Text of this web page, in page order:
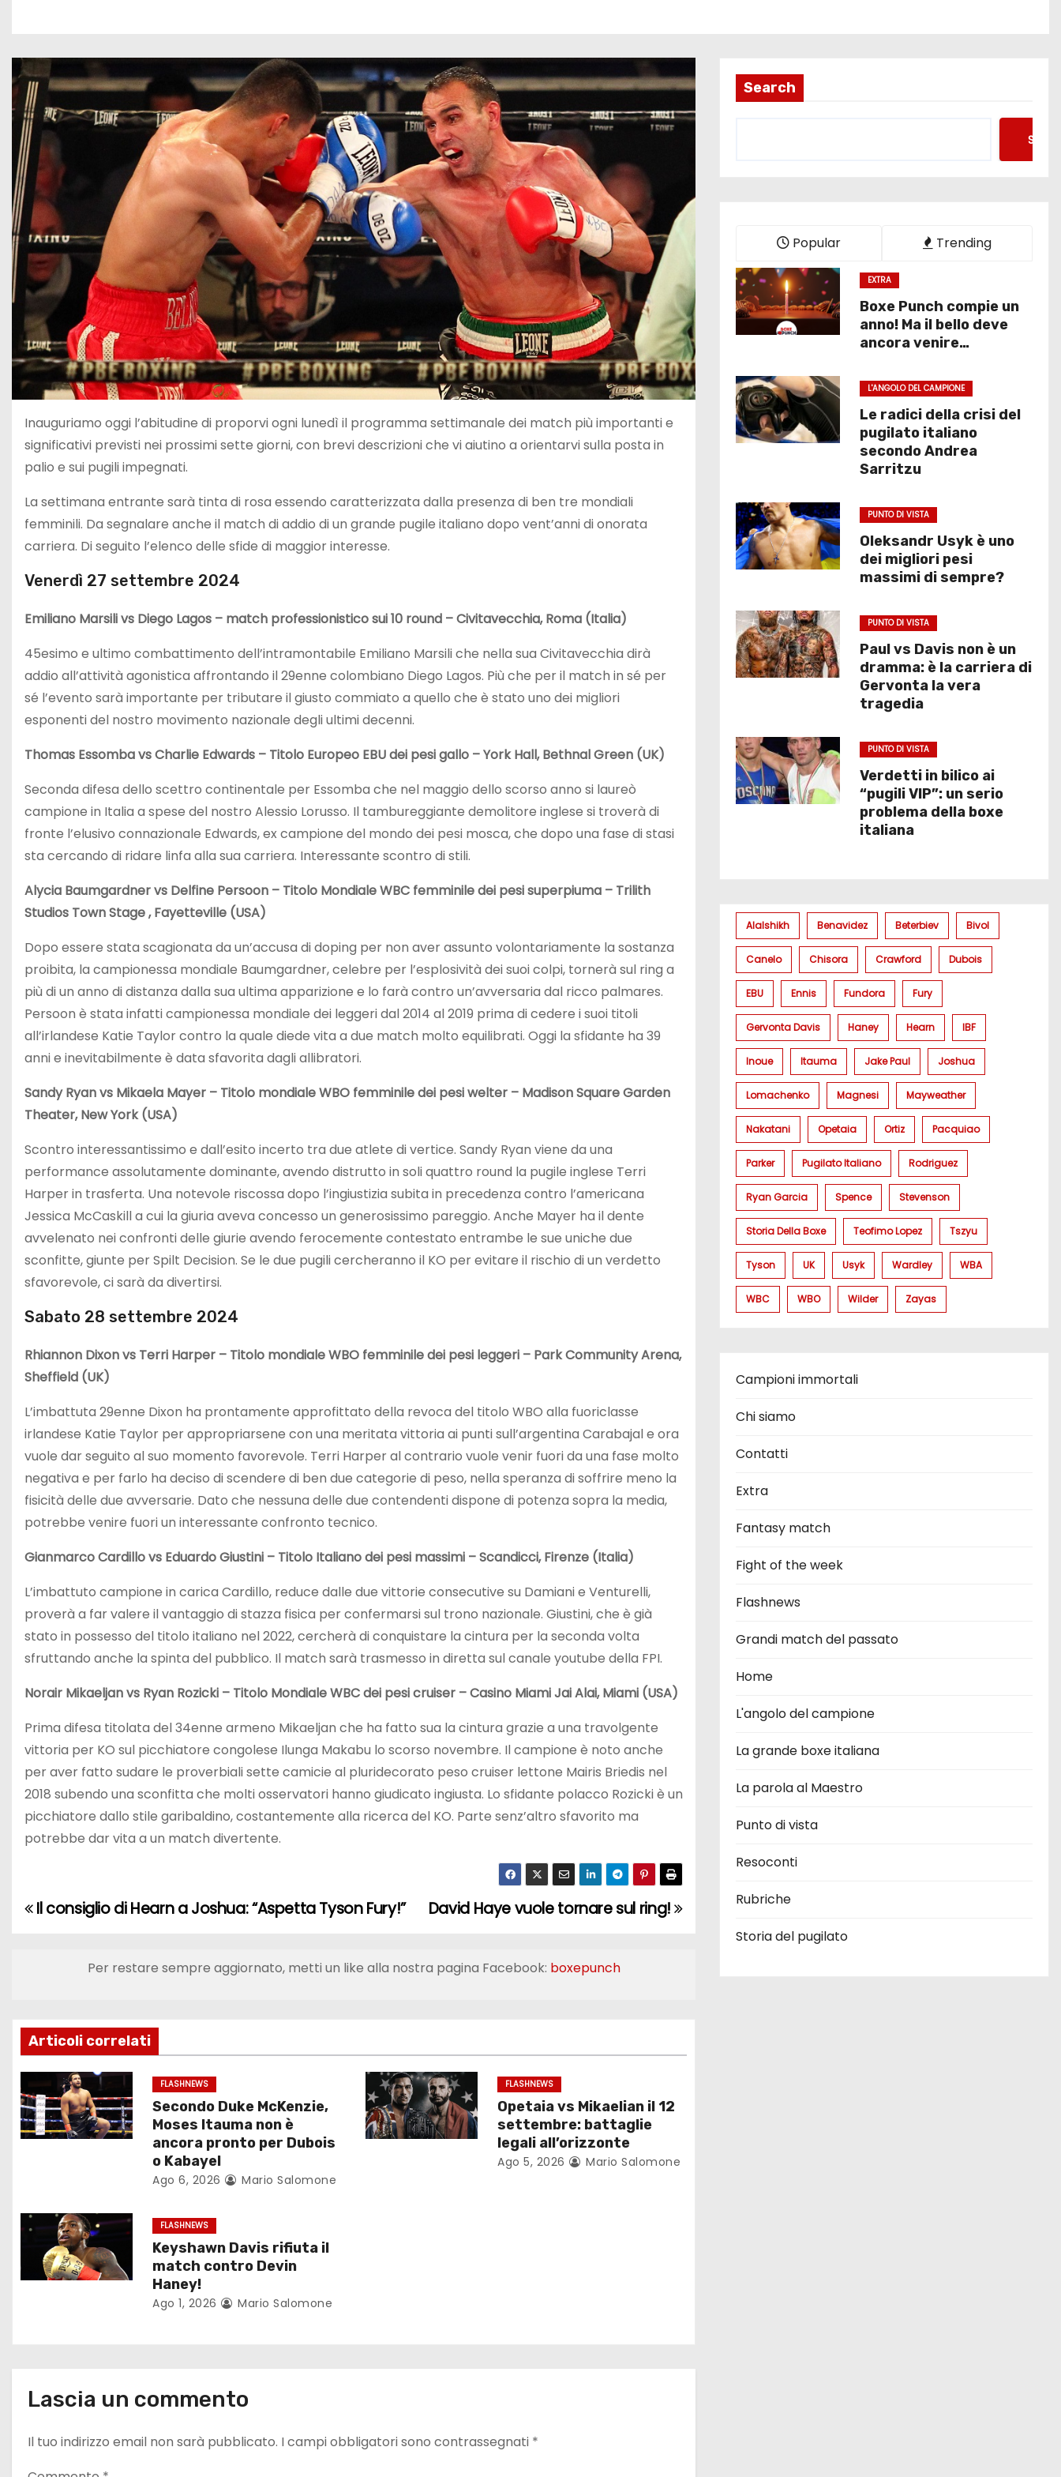
Inauguriamo oggi l’abitudine di proporvi ogni lunedì il programma settimanale dei match più importanti e
significativi previsti nei prossimi sette giorni, con brevi descrizioni che vi aiutino a orientarvi sulla posta in
palio e sui pugili impegnati.
La settimana entrante sarà tinta di rosa essendo caratterizzata dalla presenza di ben tre mondiali
femminili. Da segnalare anche il match di addio di un grande pugile italiano dopo vent’anni di onorata
carriera. Di seguito l’elenco delle sfide di maggior interesse.
Venerdì 27 settembre 2024
Emiliano Marsili vs Diego Lagos – match professionistico sui 10 round – Civitavecchia, Roma (Italia)
45esimo e ultimo combattimento dell’intramontabile Emiliano Marsili che nella sua Civitavecchia dirà
addio all’attività agonistica affrontando il 29enne colombiano Diego Lagos. Più che per il match in sé per
sé l’evento sarà importante per tributare il giusto commiato a quello che è stato uno dei migliori
esponenti del nostro movimento nazionale degli ultimi decenni.
Thomas Essomba vs Charlie Edwards – Titolo Europeo EBU dei pesi gallo – York Hall, Bethnal Green (UK)
Seconda difesa dello scettro continentale per Essomba che nel maggio dello scorso anno si laureò
campione in Italia a spese del nostro Alessio Lorusso. Il tambureggiante demolitore inglese si troverà di
fronte l’elusivo connazionale Edwards, ex campione del mondo dei pesi mosca, che dopo una fase di stasi
sta cercando di ridare linfa alla sua carriera. Interessante scontro di stili.
Alycia Baumgardner vs Delfine Persoon – Titolo Mondiale WBC femminile dei pesi superpiuma – Trilith
Studios Town Stage , Fayetteville (USA)
Dopo essere stata scagionata da un’accusa di doping per non aver assunto volontariamente la sostanza
proibita, la campionessa mondiale Baumgardner, celebre per l’esplosività dei suoi colpi, tornerà sul ring a
più di un anno di distanza dalla sua ultima apparizione e lo farà contro un’avversaria dal ricco palmares.
Persoon è stata infatti campionessa mondiale dei leggeri dal 2014 al 2019 prima di cedere i suoi titoli
all’irlandese Katie Taylor contro la quale diede vita a due match molto equilibrati. Oggi la sfidante ha 39
anni e inevitabilmente è data sfavorita dagli allibratori.
Sandy Ryan vs Mikaela Mayer – Titolo mondiale WBO femminile dei pesi welter – Madison Square Garden
Theater, New York (USA)
Scontro interessantissimo e dall’esito incerto tra due atlete di vertice. Sandy Ryan viene da una
performance assolutamente dominante, avendo distrutto in soli quattro round la pugile inglese Terri
Harper in trasferta. Una notevole riscossa dopo l’ingiustizia subita in precedenza contro l’americana
Jessica McCaskill a cui la giuria aveva concesso un generosissimo pareggio. Anche Mayer ha il dente
avvelenato nei confronti delle giurie avendo ferocemente contestato entrambe le sue uniche due
sconfitte, giunte per Spilt Decision. Se le due pugili cercheranno il KO per evitare il rischio di un verdetto
sfavorevole, ci sarà da divertirsi.
Sabato 28 settembre 2024
Rhiannon Dixon vs Terri Harper – Titolo mondiale WBO femminile dei pesi leggeri – Park Community Arena,
Sheffield (UK)
L’imbattuta 29enne Dixon ha prontamente approfittato della revoca del titolo WBO alla fuoriclasse
irlandese Katie Taylor per appropriarsene con una meritata vittoria ai punti sull’argentina Carabajal e ora
vuole dar seguito al suo momento favorevole. Terri Harper al contrario vuole venir fuori da una fase molto
negativa e per farlo ha deciso di scendere di ben due categorie di peso, nella speranza di soffrire meno la
fisicità delle due avversarie. Dato che nessuna delle due contendenti dispone di potenza sopra la media,
potrebbe venire fuori un interessante confronto tecnico.
Gianmarco Cardillo vs Eduardo Giustini – Titolo Italiano dei pesi massimi – Scandicci, Firenze (Italia)
L’imbattuto campione in carica Cardillo, reduce dalle due vittorie consecutive su Damiani e Venturelli,
proverà a far valere il vantaggio di stazza fisica per confermarsi sul trono nazionale. Giustini, che è già
stato in possesso del titolo italiano nel 2022, cercherà di conquistare la cintura per la seconda volta
sfruttando anche la spinta del pubblico. Il match sarà trasmesso in diretta sul canale youtube della FPI.
Norair Mikaeljan vs Ryan Rozicki – Titolo Mondiale WBC dei pesi cruiser – Casino Miami Jai Alai, Miami (USA)
Prima difesa titolata del 34enne armeno Mikaeljan che ha fatto sua la cintura grazie a una travolgente
vittoria per KO sul picchiatore congolese Ilunga Makabu lo scorso novembre. Il campione è noto anche
per aver fatto sudare le proverbiali sette camicie al pluridecorato peso cruiser lettone Mairis Briedis nel
2018 subendo una sconfitta che molti osservatori hanno giudicato ingiusta. Lo sfidante polacco Rozicki è un
picchiatore dallo stile garibaldino, costantemente alla ricerca del KO. Parte senz’altro sfavorito ma
potrebbe dar vita a un match divertente.
N
g
a
z
i
n
a
c
o
David Haye vuole tornare sul ring!
Il consiglio di Hearn a Joshua: “Aspetta Tyson Fury!”
Per restare sempre aggiornato, metti un like alla nostra pagina Facebook: boxepunch
Articoli correlati
FLASHNEWS
Secondo Duke McKenzie,
Moses Itauma non è
ancora pronto per Dubois
o Kabayel
Ago 6, 2026 Mario Salomone
FLASHNEWS
Opetaia vs Mikaelian il 12
settembre: battaglie
legali all’orizzonte
Ago 5, 2026 Mario Salomone
FLASHNEWS
Keyshawn Davis rifiuta il
match contro Devin
Haney!
Ago 1, 2026 Mario Salomone
Lascia un commento
Il tuo indirizzo email non sarà pubblicato. I campi obbligatori sono contrassegnati *
Search
Popular Trending
EXTRA
Boxe Punch compie un
anno! Ma il bello deve
ancora venire…
L'ANGOLO DEL CAMPIONE
Le radici della crisi del
pugilato italiano
secondo Andrea
Sarritzu
PUNTO DI VISTA
Oleksandr Usyk è uno
dei migliori pesi
massimi di sempre?
PUNTO DI VISTA
Paul vs Davis non è un
dramma: è la carriera di
Gervonta la vera
tragedia
PUNTO DI VISTA
Verdetti in bilico ai
“pugili VIP”: un serio
problema della boxe
italiana
Alalshikh Benavidez Beterbiev Bivol
Canelo Chisora Crawford Dubois
EBU Ennis Fundora Fury
Gervonta Davis Haney Hearn IBF
Inoue Itauma Jake Paul Joshua
Lomachenko Magnesi Mayweather
Nakatani Opetaia Ortiz Pacquiao
Parker Pugilato Italiano Rodriguez
Ryan Garcia Spence Stevenson
Storia Della Boxe Teofimo Lopez Tszyu
Tyson UK Usyk Wardley WBA
WBC WBO Wilder Zayas
Campioni immortali
Chi siamo
Contatti
Extra
Fantasy match
Fight of the week
Flashnews
Grandi match del passato
Home
L'angolo del campione
La grande boxe italiana
La parola al Maestro
Punto di vista
Resoconti
Rubriche
Storia del pugilato